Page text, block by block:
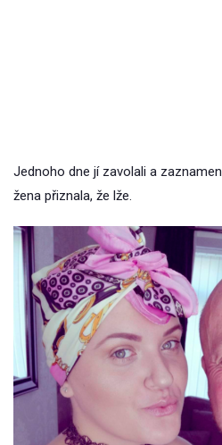
Jednoho dne jí zavolali a
žena přiznala, že lže.